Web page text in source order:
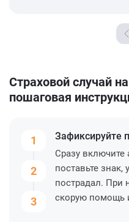
Страховой случай
пошаговая
1
2
3
Зафиксируйте
Сразу включите
поставьте знак,
пострадал. При
скорую помощь